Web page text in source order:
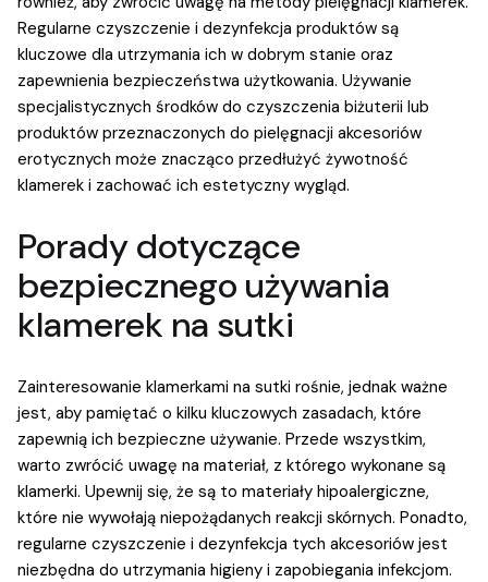
Regularne czyszczenie i dezynfekcja produktów są
kluczowe dla utrzymania ich w dobrym stanie oraz
zapewnienia bezpieczeństwa użytkowania. Używanie
specjalistycznych środków do czyszczenia biżuterii lub
produktów przeznaczonych do pielęgnacji akcesoriów
erotycznych może znacząco przedłużyć żywotność
klamerek i zachować ich estetyczny wygląd.
Porady dotyczące
bezpiecznego używania
klamerek na sutki
Zainteresowanie klamerkami na sutki rośnie, jednak ważne
jest, aby pamiętać o kilku kluczowych zasadach, które
zapewnią ich bezpieczne używanie. Przede wszystkim,
warto zwrócić uwagę na materiał, z którego wykonane są
klamerki. Upewnij się, że są to materiały hipoalergiczne,
które nie wywołają niepożądanych reakcji skórnych. Ponadto,
regularne czyszczenie i dezynfekcja tych akcesoriów jest
niezbędna do utrzymania higieny i zapobiegania infekcjom.